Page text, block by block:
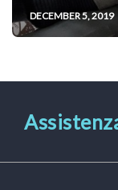
DECEMBER 5, 2019